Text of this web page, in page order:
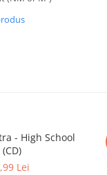
- High School
Lei